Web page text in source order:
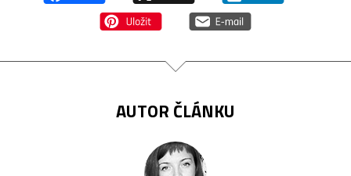
AUTOR ČLÁNKU